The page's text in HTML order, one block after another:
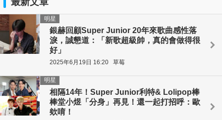
銀赫回顧Super Junior 20年來歌曲感性落
淚，誠懇道：「新歌超級帥，真的會做得很
好」
明星
2025年6月19日 16:20 草莓
相隔14年！Super Junior利特& Lolipop棒
棒堂小煜「分身」再見！還一起打招呼：歐
欸唷！
明星